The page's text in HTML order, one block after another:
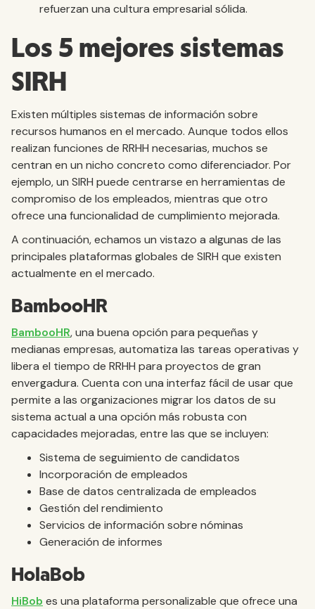
refuerzan una cultura empresarial sólida.
Los 5 mejores sistemas
SIRH
Existen múltiples sistemas de información sobre
recursos humanos en el mercado. Aunque todos ellos
realizan funciones de RRHH necesarias, muchos se
centran en un nicho concreto como diferenciador. Por
ejemplo, un SIRH puede centrarse en herramientas de
compromiso de los empleados, mientras que otro
ofrece una funcionalidad de cumplimiento mejorada.
A continuación, echamos un vistazo a algunas de las
principales plataformas globales de SIRH que existen
actualmente en el mercado.
BambooHR
BambooHR, una buena opción para pequeñas y
medianas empresas, automatiza las tareas operativas y
libera el tiempo de RRHH para proyectos de gran
envergadura. Cuenta con una interfaz fácil de usar que
permite a las organizaciones migrar los datos de su
sistema actual a una opción más robusta con
capacidades mejoradas, entre las que se incluyen:
Sistema de seguimiento de candidatos
Incorporación de empleados
Base de datos centralizada de empleados
Gestión del rendimiento
Servicios de información sobre nóminas
Generación de informes
HolaBob
HiBob es una plataforma personalizable que ofrece una